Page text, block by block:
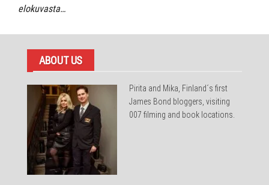
elokuvasta…
ABOUT US
Pirita and Mika, Finland´s first
James Bond bloggers, visiting
007 filming and book locations.